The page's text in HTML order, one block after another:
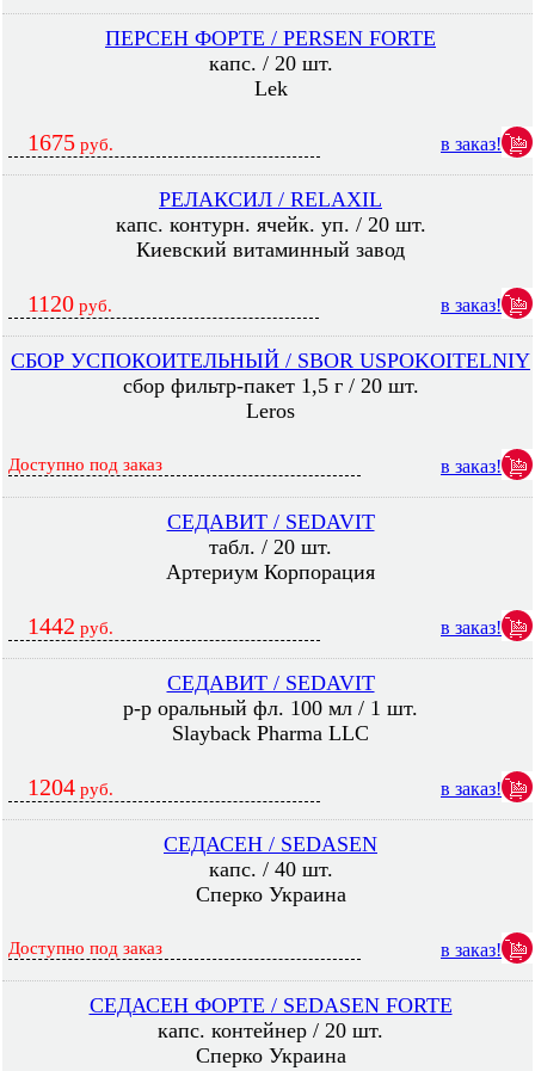
ПЕРСЕН ФОРТЕ / PERSEN FORTE
капс. / 20 шт.
Lek
1675 руб. в заказ!
РЕЛАКСИЛ / RELAXIL
капс. контурн. ячейк. уп. / 20 шт.
Киевский витаминный завод
1120 руб. в заказ!
СБОР УСПОКОИТЕЛЬНЫЙ / SBOR USPOKOITELNIY
сбор фильтр-пакет 1,5 г / 20 шт.
Leros
Доступно под заказ в заказ!
СЕДАВИТ / SEDAVIT
табл. / 20 шт.
Артериум Корпорация
1442 руб. в заказ!
СЕДАВИТ / SEDAVIT
р-р оральный фл. 100 мл / 1 шт.
Slayback Pharma LLC
1204 руб. в заказ!
СЕДАСЕН / SEDASEN
капс. / 40 шт.
Сперко Украина
Доступно под заказ в заказ!
СЕДАСЕН ФОРТЕ / SEDASEN FORTE
капс. контейнер / 20 шт.
Сперко Украина